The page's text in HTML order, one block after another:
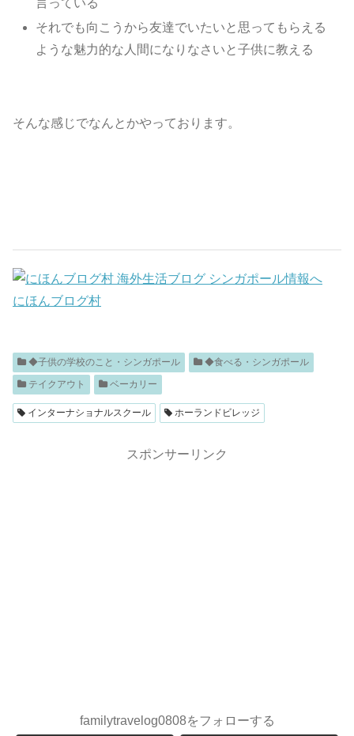
言っている
それでも向こうから友達でいたいと思ってもらえる
ような魅力的な人間になりなさいと子供に教える
そんな感じでなんとかやっております。
にほんブログ村
◆子供の学校のこと・シンガポール
◆食べる・シンガポール
テイクアウト
ベーカリー
インターナショナルスクール ホーランドビレッジ
スポンサーリンク
familytravelog0808をフォローする